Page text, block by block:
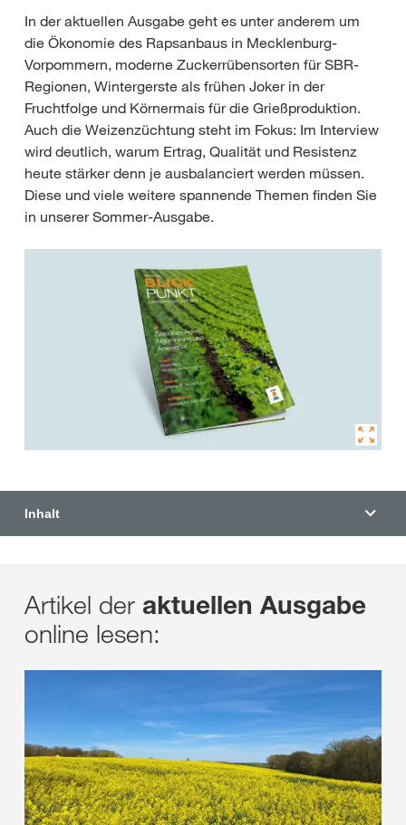
In der aktuellen Ausgabe geht es unter anderem um
die Ökonomie des Rapsanbaus in Mecklenburg-
Vorpommern, moderne Zuckerrübensorten für SBR-
Regionen, Wintergerste als frühen Joker in der
Fruchtfolge und Körnermais für die Grießproduktion.
Auch die Weizenzüchtung steht im Fokus: Im Interview
wird deutlich, warum Ertrag, Qualität und Resistenz
heute stärker denn je ausbalanciert werden müssen.
Diese und viele weitere spannende Themen finden Sie
in unserer Sommer-Ausgabe.
Inhalt
Artikel der aktuellen Ausgabe
online lesen: